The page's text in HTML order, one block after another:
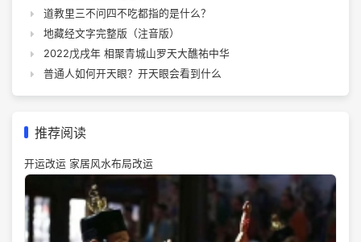
道教里三不问四不吃都指的是什么？
地藏经文字完整版（注音版）
2022戊戌年 相聚青城山罗天大醮祐中华
普通人如何开天眼？开天眼会看到什么
推荐阅读
开运改运 家居风水布局改运